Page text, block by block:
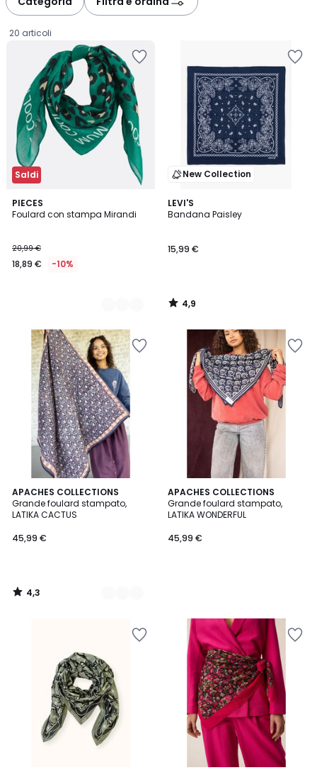
20 articoli
Saldi
PIECES
Foulard con stampa Mirandi
€
Invece
sconto
applicato.
20,99 €
18,89 € -10%
2
Colori
New Collection
LEVI'S
Bandana Paisley
15,99 €
4,9
/ 5
4,9
/
APACHES COLLECTIONS
Grande foulard stampato,
LATIKA CACTUS
45,99 €
4,3
/ 5
2
Colori
4,3
/
APACHES COLLECTIONS
Grande foulard stampato,
LATIKA WONDERFUL
45,99 €